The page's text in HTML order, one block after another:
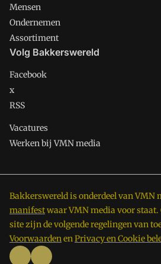
Mensen
Ondernemen
Assortiment
Volg Bakkerswereld
Facebook
x
RSS
Vacatures
Werken bij VMN media
Bakkerswereld is onderdeel van VMN
manifestwaar VMN media voor staat.
site zijn de volgende regelingen van
VoorwaardenenPrivacy en Cookie